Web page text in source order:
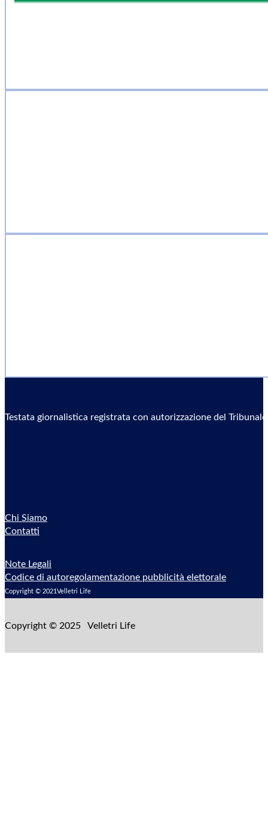
Testata giornalistica registrata con autorizzazione del
Chi Siamo
Contatti
Note Legali
Codice di autoregolamentazione pubblicità elettorale
Copyright © 2021Velletri Life
Copyright © 2025 Velletri Life